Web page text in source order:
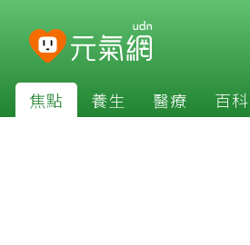
焦點 養生 醫療 百科